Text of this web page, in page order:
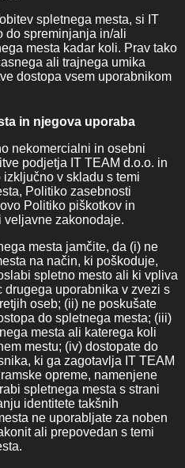
spletnega mesta, si IT
do spreminjanja in/ali
mesta kadar koli. Prav tako
ali trajnega umika
dostopa vsem uporabnikom
in njegova uporaba
nekomercialni in osebni
podjetja IT TEAM d.o.o. in
v skladu s temi
Politiko zasebnosti
Politiko piškotkov in
veljavne zakonodaje.
mesta jamčite, da (i) ne
na način, ki poškoduje,
spletno mesto ali ki vpliva
uporabnika v zvezi s
oseb; (ii) ne poskušate
do spletnega mesta; (iii)
mesta ali katerega koli
mestu; (iv) dostopate do
ki ga zagotavlja IT TEAM
opreme, namenjene
spletnega mesta s strani
identitete takšnih
ne uporabljate za noben
ali prepovedan s temi